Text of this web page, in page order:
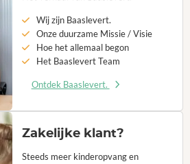
Wij zijn Baaslevert.
Onze duurzame Missie / Visie
Hoe het allemaal begon
Het Baaslevert Team
Ontdek Baaslevert.
Zakelijke klant?
Steeds meer kinderopvang en